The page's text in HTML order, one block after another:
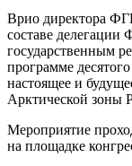
Врио директора
составе делегации
государственным
программе
настоящее и
Арктической зоны
Мероприятие
на площадке